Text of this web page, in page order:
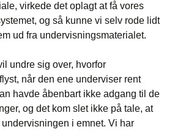
virkede det oplagt at få vores
og så kunne vi selv rode lidt
ud fra undervisningsmaterialet.
undre sig over, hvorfor
når den ene underviser rent
havde åbenbart ikke adgang til de
og det kom slet ikke på tale, at
i emnet. Vi har